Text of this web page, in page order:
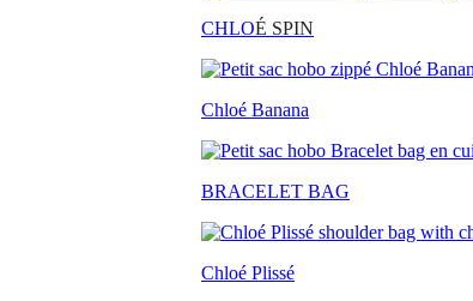
CHLOÉ SPIN
Chloé Banana
BRACELET BAG
Chloé Plissé